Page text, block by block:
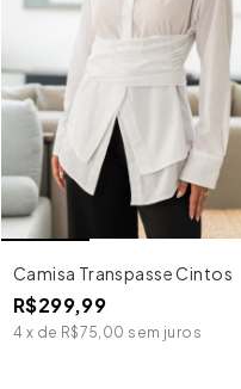
Camisa Transpasse Cintos
R$299,99
4 x de R$75,00 sem juros